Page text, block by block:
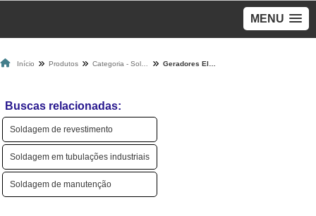
MENU
Início Produtos
Buscas relacionadas:
Soldagem de revestimento
Soldagem em tubulações industriais
Soldagem de manutenção